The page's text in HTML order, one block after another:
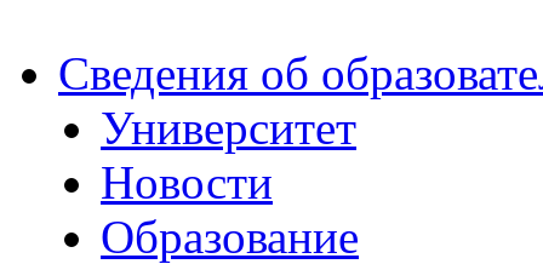
Сведения об
Университет
Новости
Образование